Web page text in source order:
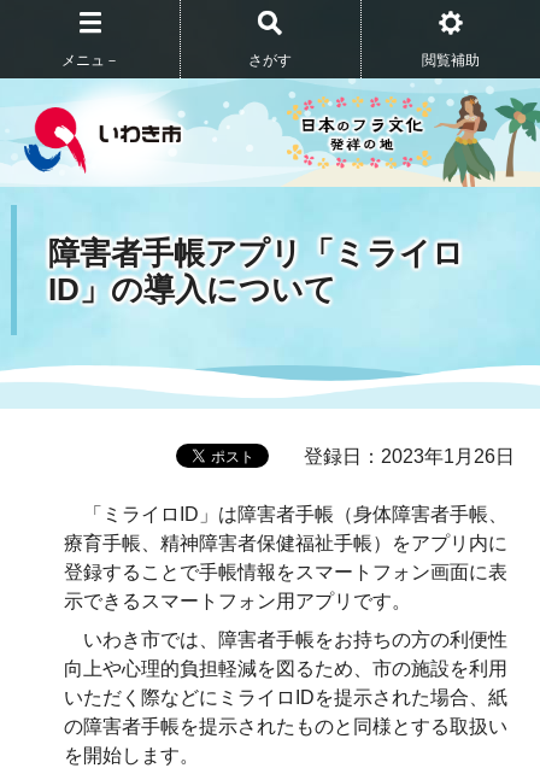
メニュ－ さがす 閲覧補助
障害者手帳アプリ「ミライロ
ID」の導入について
登録日：2023年1月26日
「ミライロID」は障害者手帳（身体障害者手帳、
療育手帳、精神障害者保健福祉手帳）をアプリ内に
登録することで手帳情報をスマートフォン画面に表
示できるスマートフォン用アプリです。
いわき市では、障害者手帳をお持ちの方の利便性
向上や心理的負担軽減を図るため、市の施設を利用
いただく際などにミライロIDを提示された場合、紙
の障害者手帳を提示されたものと同様とする取扱い
を開始します。